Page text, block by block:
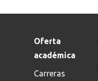
Oferta
académica
Carreras